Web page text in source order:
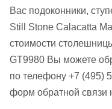
Вас подоконники,
Still Stone Calacatta
стоимости
GT9980 Вы можете
по телефону +7 (495)
форм обратной связи